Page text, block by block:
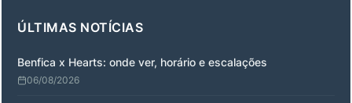
ÚLTIMAS NOTÍCIAS
Benfica x Hearts: onde ver, horário e escalações
06/08/2026